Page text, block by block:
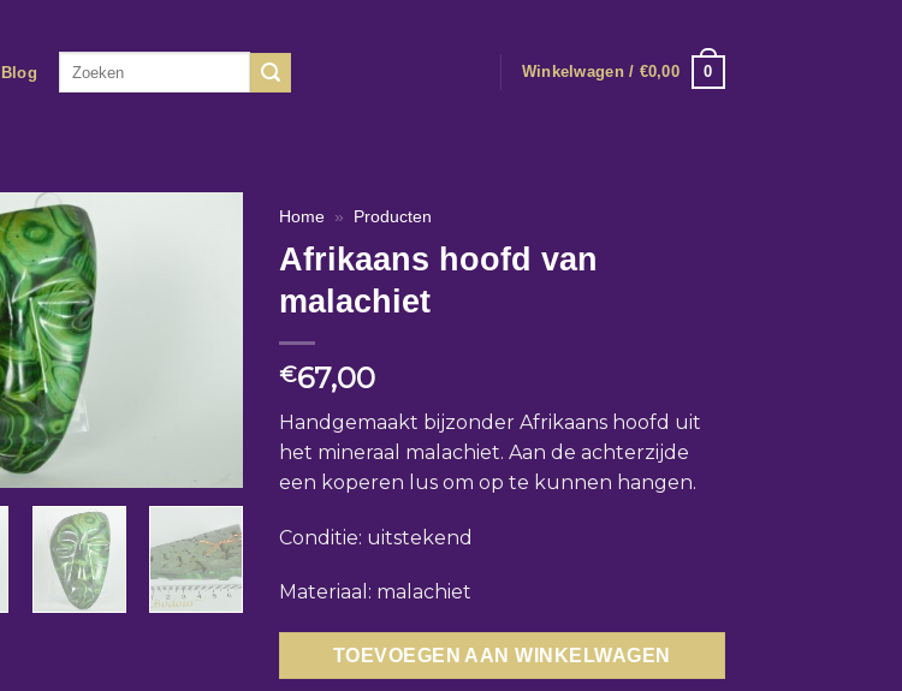
Blog Winkelwagen / €0,00 0
Home » Producten
Afrikaans hoofd van
malachiet
€67,00
Handgemaakt bijzonder Afrikaans hoofd uit
het mineraal malachiet. Aan de achterzijde
een koperen lus om op te kunnen hangen.
Conditie: uitstekend
Materiaal: malachiet
TOEVOEGEN AAN WINKELWAGEN